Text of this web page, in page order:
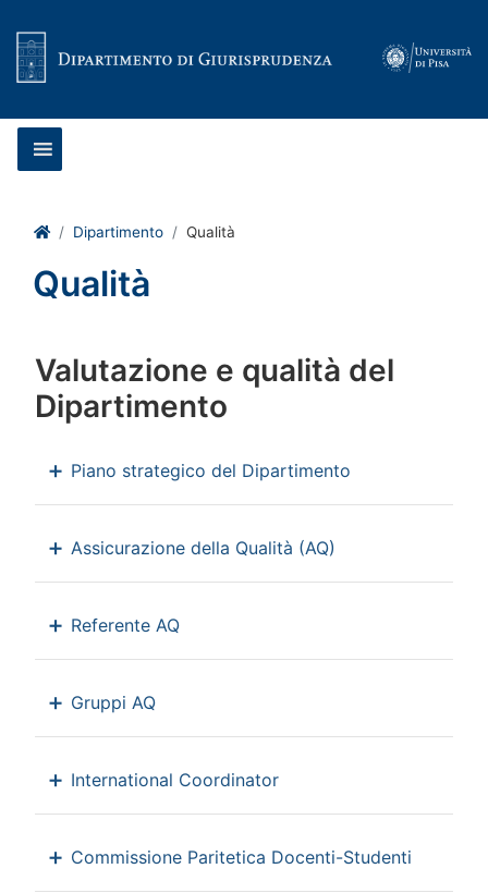
HomeDipartimento Qualità
Qualità
Valutazione e qualità del
Dipartimento
Piano strategico del Dipartimento
Assicurazione della Qualità (AQ)
Referente AQ
Gruppi AQ
International Coordinator
Commissione Paritetica Docenti-Studenti